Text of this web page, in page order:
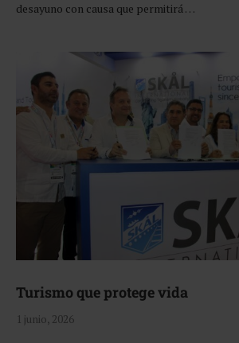
desayuno con causa que permitirá …
Turismo que protege vida
1 junio, 2026